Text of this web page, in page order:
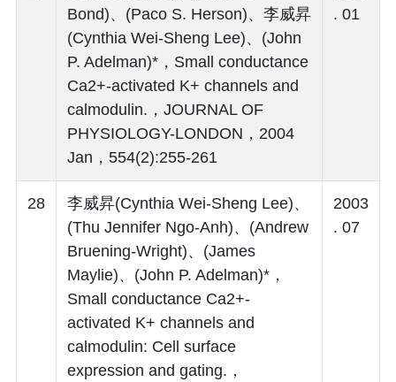
Bond)、(Paco S. Herson)、李威昇
(Cynthia Wei-Sheng Lee)、(John
P. Adelman)*，Small conductance
Ca2+-activated K+ channels and
calmodulin.，JOURNAL OF
PHYSIOLOGY-LONDON，2004
Jan，554(2):255-261
. 01
28
李威昇(Cynthia Wei-Sheng Lee)、
(Thu Jennifer Ngo-Anh)、(Andrew
Bruening-Wright)、(James
Maylie)、(John P. Adelman)*，
Small conductance Ca2+-
activated K+ channels and
calmodulin: Cell surface
expression and gating.，
2003
. 07